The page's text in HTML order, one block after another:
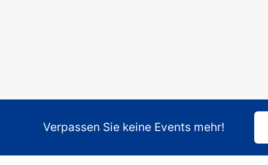
Verpassen Sie keine Events mehr!